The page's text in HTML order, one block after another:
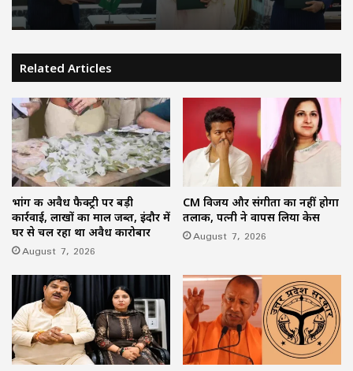
Related Articles
भांग की अवैध फैक्ट्री पर बड़ी
कार्रवाई, लाखों का माल जब्त, इंदौर में
घर से चल रहा था अवैध कारोबार
August 7, 2026
CM विजय और संगीता का नहीं होगा
तलाक, पत्नी ने वापस लिया केस
August 7, 2026